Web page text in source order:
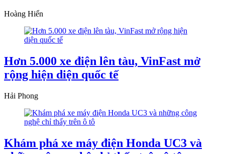
Hoàng Hiển
Hơn 5.000 xe điện lên tàu, VinFast mở
rộng hiện diện quốc tế
Hải Phong
Khám phá xe máy điện Honda UC3 và